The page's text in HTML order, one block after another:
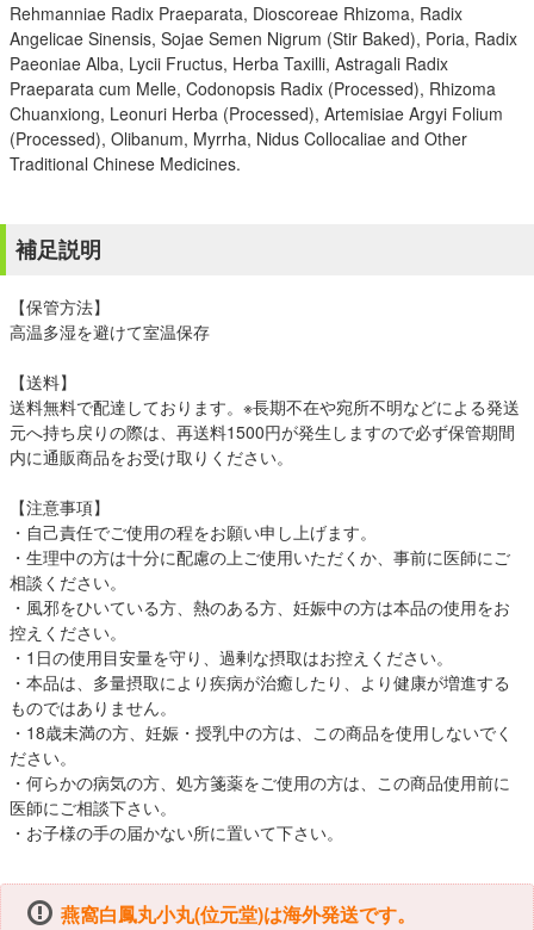
Rehmanniae Radix Praeparata, Dioscoreae Rhizoma, Radix
Angelicae Sinensis, Sojae Semen Nigrum (Stir Baked), Poria, Radix
Paeoniae Alba, Lycii Fructus, Herba Taxilli, Astragali Radix
Praeparata cum Melle, Codonopsis Radix (Processed), Rhizoma
Chuanxiong, Leonuri Herba (Processed), Artemisiae Argyi Folium
(Processed), Olibanum, Myrrha, Nidus Collocaliae and Other
Traditional Chinese Medicines.
補足説明
【保管方法】
高温多湿を避けて室温保存
【送料】
送料無料で配達しております。※長期不在や宛所不明などによる発送
元へ持ち戻りの際は、再送料1500円が発生しますので必ず保管期間
内に通販商品をお受け取りください。
【注意事項】
・自己責任でご使用の程をお願い申し上げます。
・生理中の方は十分に配慮の上ご使用いただくか、事前に医師にご
相談ください。
・風邪をひいている方、熱のある方、妊娠中の方は本品の使用をお
控えください。
・1日の使用目安量を守り、過剰な摂取はお控えください。
・本品は、多量摂取により疾病が治癒したり、より健康が増進する
ものではありません。
・18歳未満の方、妊娠・授乳中の方は、この商品を使用しないでく
ださい。
・何らかの病気の方、処方箋薬をご使用の方は、この商品使用前に
医師にご相談下さい。
・お子様の手の届かない所に置いて下さい。
燕窩白鳳丸小丸(位元堂)は海外発送です。